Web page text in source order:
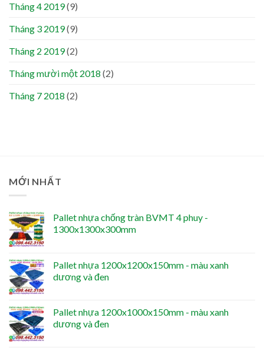
Tháng 4 2019(9)
Tháng 3 2019(9)
Tháng 2 2019(2)
Tháng mười một 2018 (2)
Tháng 7 2018 (2)
MỚI NHẤT
Pallet nhựa chống tràn BVMT 4 phuy -
1300x1300x300mm
Pallet nhựa 1200x1200x150mm - màu xanh
dương và đen
Pallet nhựa 1200x1000x150mm - màu xanh
dương và đen